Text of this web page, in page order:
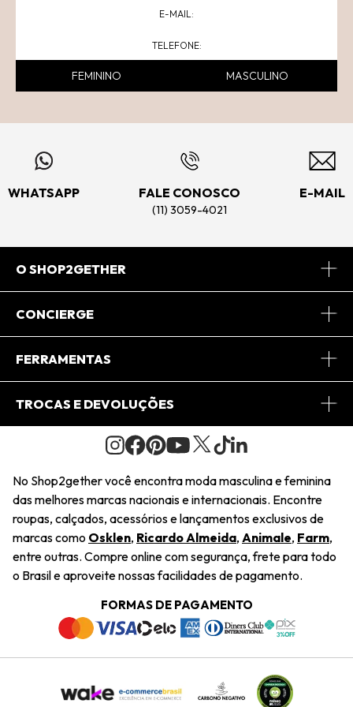
FEMININO MASCULINO
WHATSAPP FALE CONOSCO
(11) 3059-4021
E-MAIL
O SHOP2GETHER
Sobre Nós
Journal
Saiu na Mídia
Sustentabilidade
Navegando
Termos e Condições
Trabalhe Conosco
CONCIERGE
Central de Relacionamento
Regulamento e Promoções
FERRAMENTAS
Minha Conta
Pedido de Presente
Wishlist
TROCAS E DEVOLUÇÕES
Condições Gerais
Troca Fácil
Restituição de Pagamento
Dúvidas Frequentes
Termos e Condições
Política de Privacidade
No Shop2gether você encontra moda masculina e feminina
das melhores marcas nacionais e internacionais. Encontre
roupas, calçados, acessórios e lançamentos exclusivos de
marcas como Osklen, Ricardo Almeida, Animale, Farm,
entre outras. Compre online com segurança, frete para todo
o Brasil e aproveite nossas facilidades de pagamento.
FORMAS DE PAGAMENTO